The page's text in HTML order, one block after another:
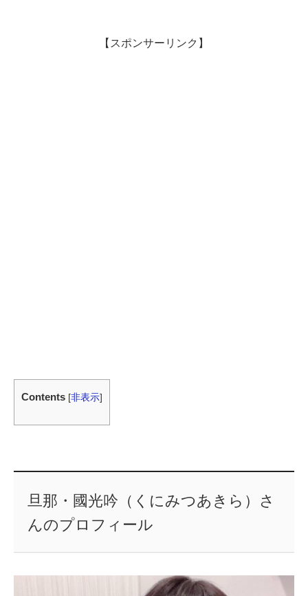
【スポンサーリンク】
Contents [非表示]
旦那・國光吟（くにみつあきら）さ
んのプロフィール